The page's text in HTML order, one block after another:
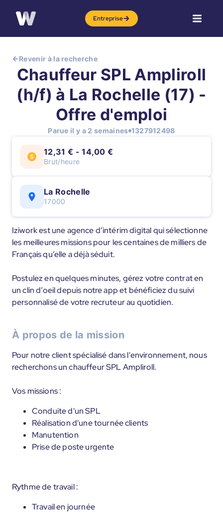
Entreprise
Revenir à la recherche
Chauffeur SPL Ampliroll
(h/f) à La Rochelle (17) -
Offre d'emploi
Parue il y a 2 semaines 1327912498
12,31 € - 14,00 €
Brut/heure
La Rochelle
17000
Iziwork est une agence d’intérim digital qui sélectionne
les meilleures missions pour les centaines de milliers de
Français qu’elle a déjà séduit.
Postulez en quelques minutes, gérez votre contrat en
un clin d’oeil depuis notre app et bénéficiez du suivi
personnalisé de votre recruteur au quotidien.
À propos de la mission
Pour notre client spécialisé dans l'environnement, nous
recherchons un chauffeur SPL Ampliroll.
Vos missions :
Conduite d'un SPL
Réalisation d'une tournée clients
Manutention
Prise de poste urgente
Rythme de travail :
Travail en journée